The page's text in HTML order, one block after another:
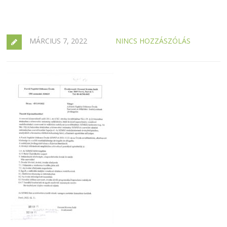
MÁRCIUS 7, 2022 NINCS HOZZÁSZÓLÁS